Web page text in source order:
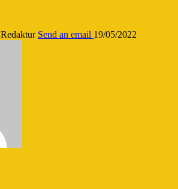
Redaktur Send an email 19/05/2022